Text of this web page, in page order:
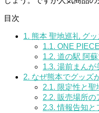
目次
1. 熊本 聖地巡礼 グ
1.1. ONE
1.2. 道の駅 阿
1.3. 湯前まんが
2. なぜ熊本でグッズ
2.1. 限定性と聖
2.2. 販売場所の
2.3. 情報告知と